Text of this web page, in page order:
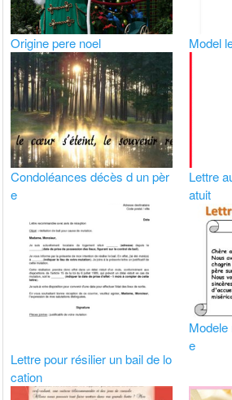
Origine pere noel Model
Condoléances décès d un pèr
e
Lettre
atuit
Lettre pour résilier un bail de lo
cation
e